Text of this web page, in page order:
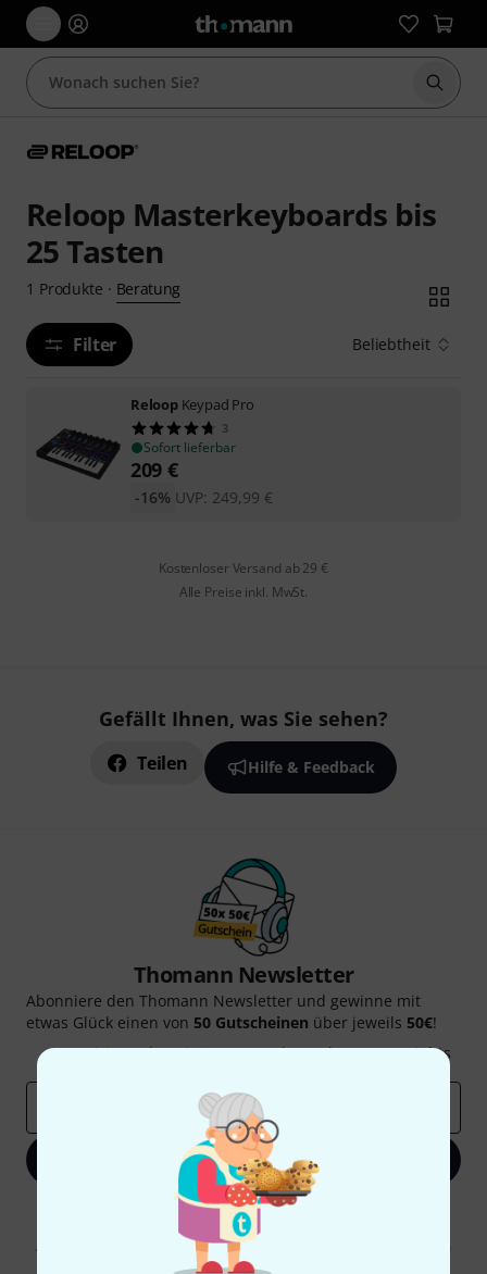
Suche
Reloop Masterkeyboards bis
25 Tasten
1 Produkte · Beratung
Filter Beliebtheit
Reloop Keypad Pro
3
Sofort lieferbar
209 €
UVP: 249,99 €
-16%
Kostenloser Versand ab 29 €
Alle Preise inkl. MwSt.
Gefällt Ihnen, was Sie sehen?
Teilen Hilfe & Feedback
Thomann Newsletter
Abonniere den Thomann Newsletter und gewinne mit
etwas Glück einen von 50 Gutscheinen über jeweils 50€!
Inspirierende Beiträge
Deals Thomann Insights
Jetzt anmelden
Mit Klick auf „Jetzt anmelden“ stimmen Sie dem Erhalt von E-Mail-
Werbung und einer Messung des E-Mail-Nutzungsverhaltens zu. Die
Abmeldung ist jederzeit möglich. Weitere Informationen finden Sie in
unseren Datenschutzhinweisen